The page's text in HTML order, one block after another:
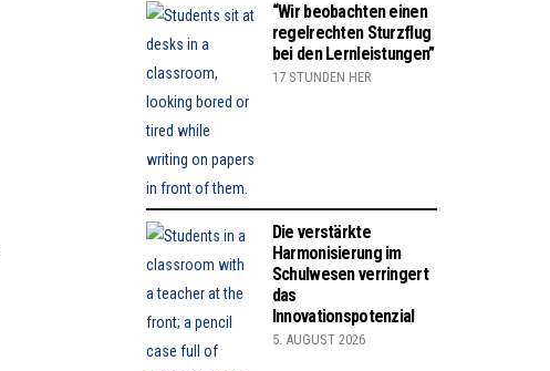
“Wir beobachten einen
regelrechten Sturzflug
bei den Lernleistungen”
17 STUNDEN HER
Die verstärkte
Harmonisierung im
Schulwesen verringert
das
Innovationspotenzial
5. AUGUST 2026